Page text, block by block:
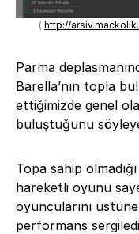
( http://
Parma
Barella’nın topla
ettiğimizde genel
buluştuğunu
Topa sahip
hareketli oyunu
oyuncularını
performans